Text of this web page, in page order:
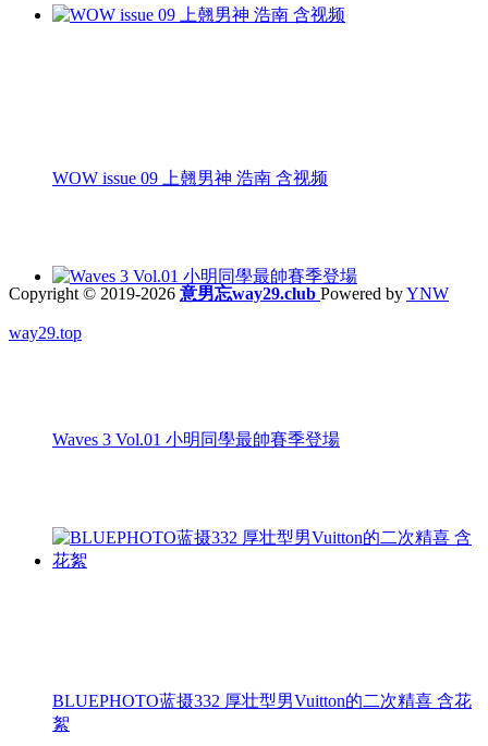
WOW issue 09 上翹男神 浩南 含视频
Waves 3 Vol.01 小明同學最帥賽季登場
BLUEPHOTO蓝摄332 厚壮型男Vuitton的二次精喜 含花
絮
Copyright © 2019-2026 意男忘way29.club Powered byYNW
way29.top